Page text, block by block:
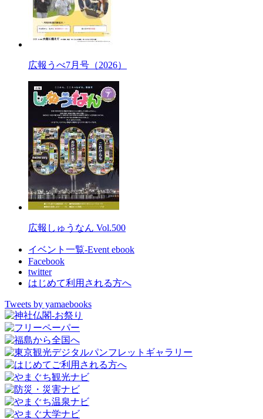
広報うべ7月号（2026）
広報しゅうなん Vol.500
イベント一覧-Event ebook
Facebook
twitter
はじめて利用される方へ
Tweets by yamaebooks